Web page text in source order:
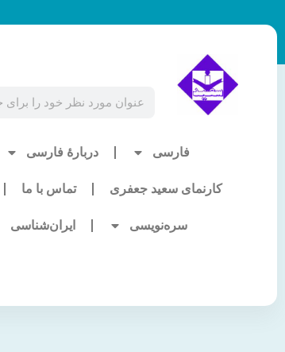
به
فارسی دربارۀ فارسی
کارنمای سعید جعفری تماس با ما
سره‌نویسی ایران‌شناسی